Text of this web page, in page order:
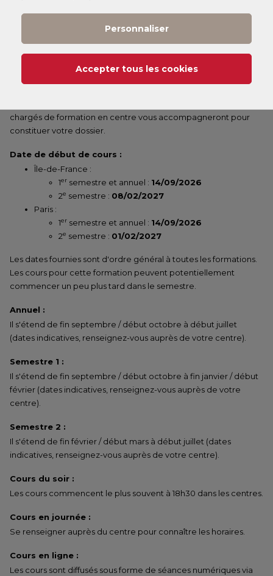
Vous pouvez consulter nos tarifs
chargés de formation en centre vous accompagneront pour
constituer votre dossier.
Date de début de cours :
Île-de-France :
1er semestre et annuel : 14/09/2026
2e semestre : 08/02/2027
Paris :
1er semestre et annuel : 14/09/2026
2e semestre : 01/02/2027
Les dates fournies sont d'ordre général à toutes les formations.
Les cours pour cette formation peuvent potentiellement
commencer un peu plus tard dans le semestre.
Annuel :
Il s'étend de fin septembre / début octobre à début juillet
(dates indicatives, renseignez-vous auprès de votre centre).
Semestre 1 :
Il s'étend de fin septembre / début octobre à fin janvier / début
février (dates indicatives, renseignez-vous auprès de votre
centre).
Semestre 2 :
Il s'étend de fin février / début mars à début juillet (dates
indicatives, renseignez-vous auprès de votre centre).
Cours du soir :
Les cours commencent le plus souvent à 18h30 dans les centres.
Cours en journée :
Se renseigner auprès du centre pour connaître les horaires.
Cours en ligne :
Les cours sont diffusés sous forme de séances numériques via
Personnaliser
Accepter tous les cookies